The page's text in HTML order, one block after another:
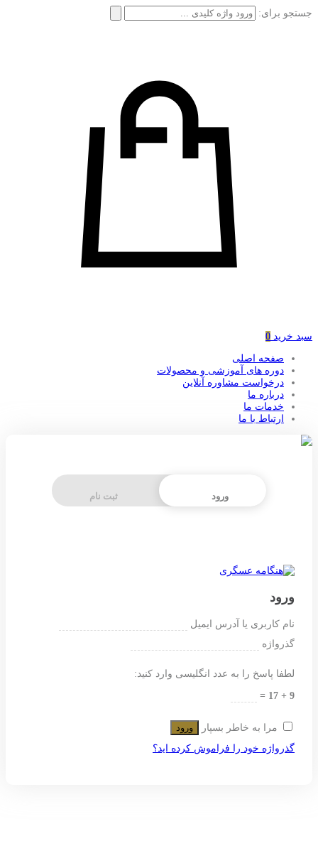
جستجو برای:
سبد خرید 0
صفحه اصلی
دوره های آموزشی و محصولات
درخواست مشاوره آنلاین
درباره ما
خدمات ما
ارتباط با ما
ورود ثبت نام
ورود
نام کاربری یا آدرس ایمیل
گذرواژه
لطفا پاسخ را به عدد انگلیسی وارد کنید:
9 + 17 =
مرا به خاطر بسپار
ورود
گذرواژه خود را فراموش کرده اید؟